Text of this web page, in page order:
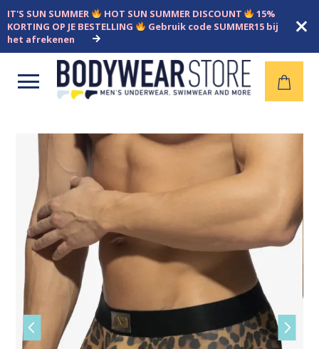
IT'S SUN SUMMER HOT SUN SUMMER DISCOUNT
15%
KORTING OP JE BESTELLING
Gebruik code SUMMER15 bij
het afrekenen
Open
Vorige
slide
slide